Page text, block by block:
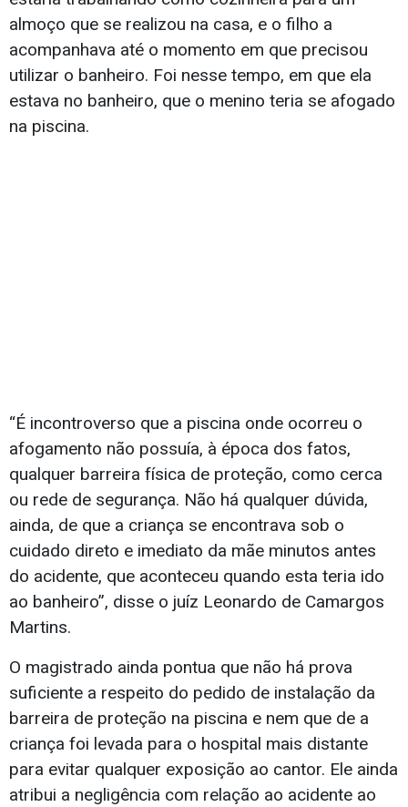
almoço que se realizou na casa, e o filho a
acompanhava até o momento em que precisou
utilizar o banheiro. Foi nesse tempo, em que ela
estava no banheiro, que o menino teria se afogado
na piscina.
“É incontroverso que a piscina onde ocorreu o
afogamento não possuía, à época dos fatos,
qualquer barreira física de proteção, como cerca
ou rede de segurança. Não há qualquer dúvida,
ainda, de que a criança se encontrava sob o
cuidado direto e imediato da mãe minutos antes
do acidente, que aconteceu quando esta teria ido
ao banheiro”, disse o juíz Leonardo de Camargos
Martins.
O magistrado ainda pontua que não há prova
suficiente a respeito do pedido de instalação da
barreira de proteção na piscina e nem que de a
criança foi levada para o hospital mais distante
para evitar qualquer exposição ao cantor. Ele ainda
atribui a negligência com relação ao acidente ao